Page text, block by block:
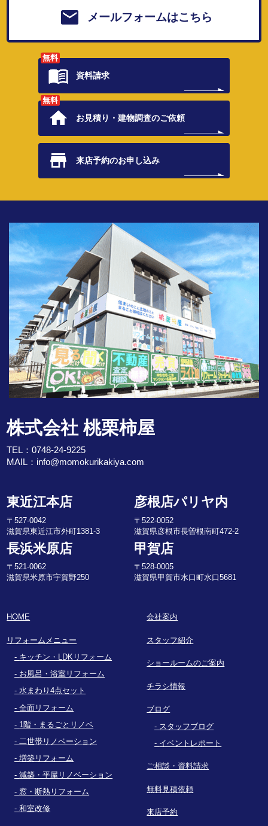
メールフォームはこちら
無料
資料請求
無料
お見積り・建物調査のご依頼
来店予約のお申し込み
株式会社 桃栗柿屋
TEL：0748-24-9225
MAIL： info@momokurikakiya.com
東近江本店
〒527-0042
滋賀県東近江市外町1381-3
彦根店パリヤ内
〒522-0052
滋賀県彦根市長曽根南町472-2
長浜米原店
〒521-0062
滋賀県米原市宇賀野250
甲賀店
〒528-0005
滋賀県甲賀市水口町水口5681
HOME
リフォームメニュー
キッチン・LDKリフォーム
お風呂・浴室リフォーム
水まわり4点セット
全面リフォーム
1階・まるごとリノベ
二世帯リノベーション
増築リフォーム
減築・平屋リノベーション
窓・断熱リフォーム
和室改修
会社案内
スタッフ紹介
ショールームのご案内
チラシ情報
ブログ
スタッフブログ
イベントレポート
ご相談・資料請求
無料見積依頼
来店予約